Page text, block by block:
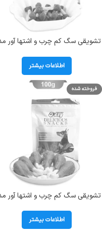
تشویقی سگ کم چرب و اشتها آور
اطلاعات بیشتر
فروخته شده
تشویقی سگ کم چرب و اشتها آور
گرم
اطلاعات بیشتر